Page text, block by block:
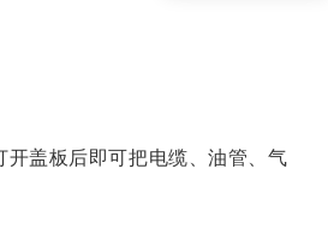
盖板后即可把电缆、油管、气